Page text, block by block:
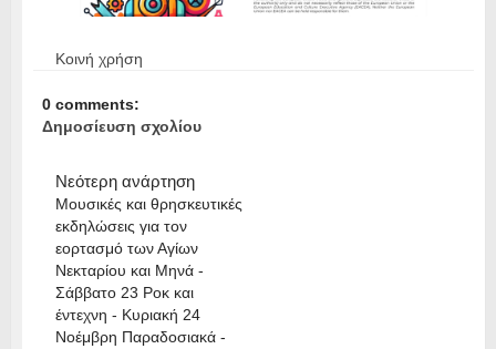
Κοινή χρήση
0 comments:
Δημοσίευση σχολίου
Νεότερη ανάρτηση
Μουσικές και θρησκευτικές
εκδηλώσεις για τον
εορτασμό των Αγίων
Νεκταρίου και Μηνά -
Σάββατο 23 Ροκ και
έντεχνη - Κυριακή 24
Νοέμβρη Παραδοσιακά -